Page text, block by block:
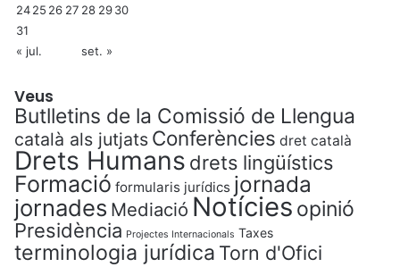
2425 26 27 28 2930
31
« jul.
set. »
Veus
Butlletins de la Comissió de Llengua
català als jutjats Conferències dret català
Drets Humans drets lingüístics
Formació formularis jurídics jornada
jornades Mediació Notícies opinió
Presidència Projectes Internacionals Taxes
terminologia jurídica Torn d'Ofici